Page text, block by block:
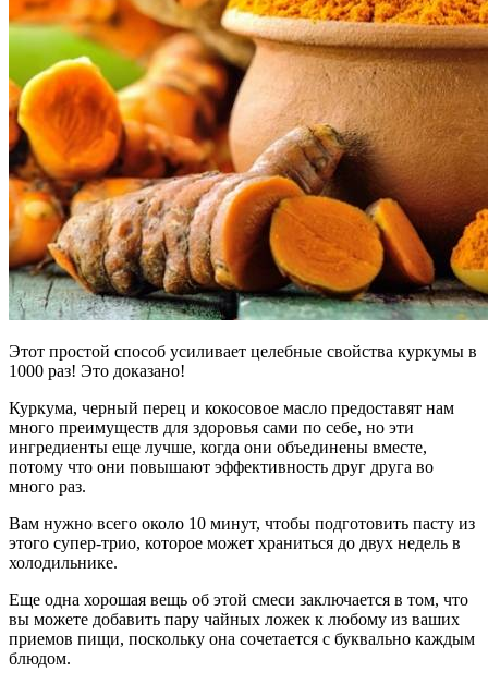
Этот простой способ усиливает целебные свойства куркумы в
1000 раз! Это доказано!
Куркума, черный перец и кокосовое масло предоставят нам
много преимуществ для здоровья сами по себе, но эти
ингредиенты еще лучше, когда они объединены вместе,
потому что они повышают эффективность друг друга во
много раз.
Вам нужно всего около 10 минут, чтобы подготовить пасту из
этого супер-трио, которое может храниться до двух недель в
холодильнике.
Еще одна хорошая вещь об этой смеси заключается в том, что
вы можете добавить пару чайных ложек к любому из ваших
приемов пищи, поскольку она сочетается с буквально каждым
блюдом.